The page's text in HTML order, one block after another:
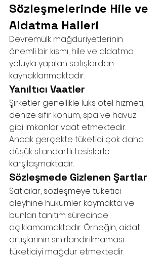
Sözleşmelerinde Hile ve
Aldatma Halleri
Devremülk mağduriyetlerinin
önemli bir kısmı, hile ve aldatma
yoluyla yapılan satışlardan
kaynaklanmaktadır.
Yanıltıcı Vaatler
Şirketler genellikle lüks otel hizmeti,
denize sıfır konum, spa ve havuz
gibi imkanlar vaat etmektedir.
Ancak gerçekte tüketici çok daha
düşük standartlı tesislerle
karşılaşmaktadır.
Sözleşmede Gizlenen Şartlar
Satıcılar, sözleşmeye tüketici
aleyhine hükümler koymakta ve
bunları tanıtım sürecinde
açıklamamaktadır. Örneğin, aidat
artışlarının sınırlandırılmaması
tüketiciyi mağdur etmektedir.